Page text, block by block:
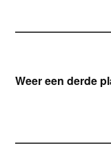
Bericht
Weer een derde